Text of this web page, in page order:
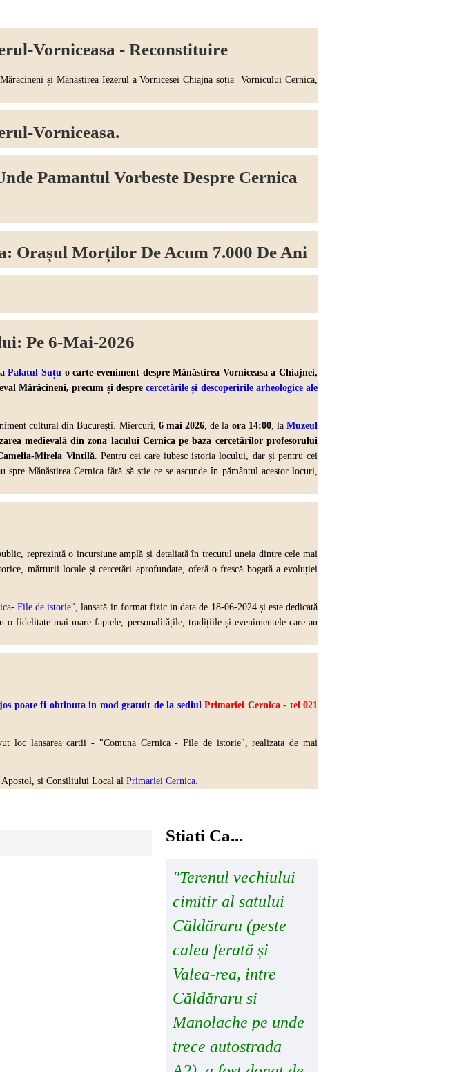
Vorniceasa - Reconstituire
și Mănăstirea Iezerul a Vornicesei Chiajna soția Vornicului Cernica,
Vorniceasa.
Pamantul Vorbeste Despre Cernica
Orașul Morților De Acum 7.000 De Ani
Pe 6-Mai-2026
Palatul Suțu o carte-eveniment despre Mănăstirea Vorniceasa a Chiajnei,
Mărăcineni,precum și desprecercetările și descoperirile arheologice ale
cultural din București. Miercuri, 6 mai 2026, de la ora 14:00, la Muzeul
medievală din zona lacului Cernica pe baza cercetărilor profesorului
Mirela Vintilă. Pentru cei care iubesc istoria locului, dar și pentru cei
Mănăstirea Cernica fără să știe ce se ascunde în pământul acestor locuri,
reprezintă o incursiune amplă și detaliată în trecutul uneia dintre cele mai
mărturii locale și cercetări aprofundate, oferă o frescă bogată a evoluției
File de istorie", lansată in format fizic in data de 18-06-2024 și este dedicată
o fidelitate mai mare faptele, personalitățile, tradițiile și evenimentele care au
poate fi obtinuta in mod gratuit de la sediul Primariei Cernica - tel 021
loc lansarea cartii - "Comuna Cernica - File de istorie", realizata de mai
si Consiliului Local al Primariei Cernica.
Stiati Ca...
"Terenul vechiului
cimitir al satului
Căldăraru (peste
calea ferată și
Valea-rea, intre
Căldăraru si
Manolache pe unde
trece autostrada